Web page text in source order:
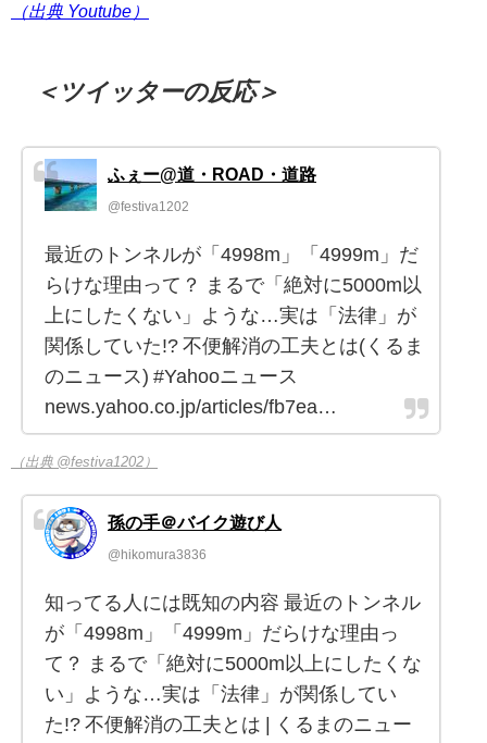
（出典 Youtube）
＜ツイッターの反応＞
ふぇー@道・ROAD・道路
@festiva1202
最近のトンネルが「4998m」「4999m」だ
らけな理由って？ まるで「絶対に5000m以
上にしたくない」ような…実は「法律」が
関係していた!? 不便解消の工夫とは(くるま
のニュース) #Yahooニュース
news.yahoo.co.jp/articles/fb7ea…
（出典 @festiva1202）
孫の手＠バイク遊び人
@hikomura3836
知ってる人には既知の内容 最近のトンネル
が「4998m」「4999m」だらけな理由っ
て？ まるで「絶対に5000m以上にしたくな
い」ような…実は「法律」が関係してい
た!? 不便解消の工夫とは | くるまのニュー